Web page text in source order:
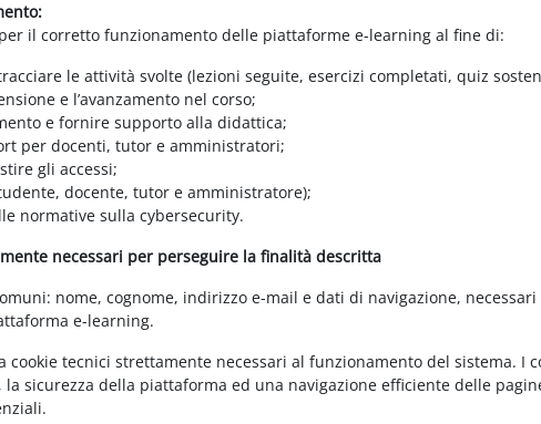
il corretto funzionamento delle piattaforme e-learning al fine di:
le attività svolte (lezioni seguite, esercizi completati, quiz
e l’avanzamento nel corso;
e fornire supporto alla didattica;
per docenti, tutor e amministratori;
gli accessi;
docente, tutor e amministratore);
normative sulla cybersecurity.
necessari per perseguire la finalità descritta
nome, cognome, indirizzo e-mail e dati di navigazione, necessari
e-learning.
tecnici strettamente necessari al funzionamento del sistema. I
la sicurezza della piattaforma ed una navigazione efficiente delle